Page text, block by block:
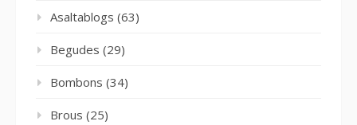
Asaltablogs (63)
Begudes (29)
Bombons (34)
Brous (25)